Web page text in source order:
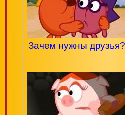
Зачем нужны друзья?